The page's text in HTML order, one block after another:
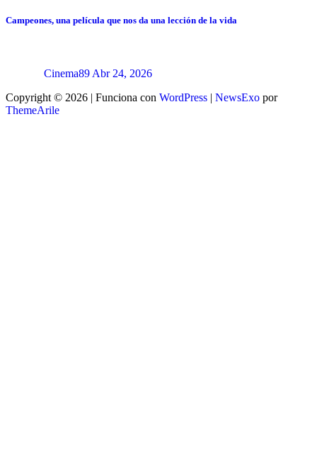
Campeones, una película que nos da una lección de la vida
Cinema89 Abr 24, 2026
Copyright © 2026 | Funciona con WordPress | NewsExo por
ThemeArile